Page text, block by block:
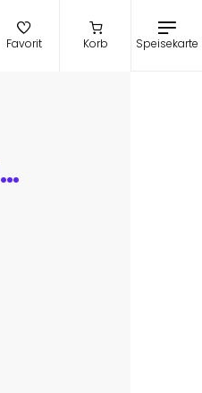
Favorit Korb Speisekarte
Beautiful vintage luxury light bulb hanging decor glowing in dark. Retro filter effect style.